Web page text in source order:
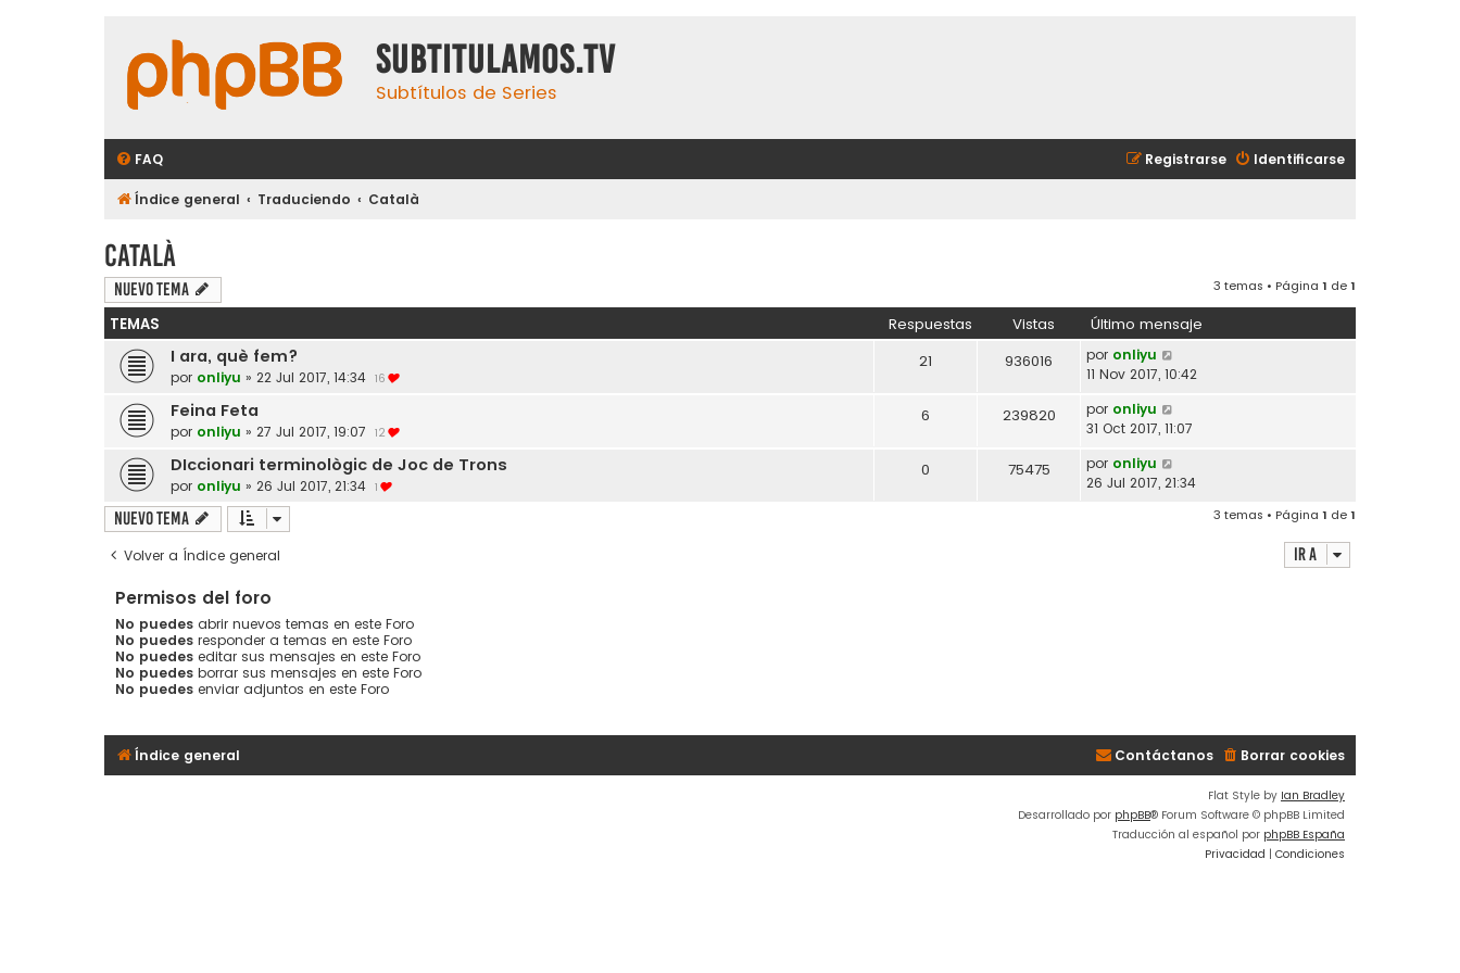
subtitulamos.tv
Subtítulos de Series
FAQ Identificarse
Registrarse
Índice general Traduciendo Català
Català
Nuevo Tema 3 temas • Página 1 de1
TEMAS Respuestas Vistas Último mensaje
I ara, què fem?
por onliyu » 22 Jul 2017, 14:34 16
21 936016 por onliyu
11 Nov 2017, 10:42
Feina Feta
por onliyu » 27 Jul 2017, 19:07 12
6 239820 por onliyu
31 Oct 2017, 11:07
DIccionari terminològic de Joc de Trons
por onliyu » 26 Jul 2017, 21:34 1
0 75475 por onliyu
26 Jul 2017, 21:34
Nuevo Tema 3 temas • Página 1 de1
Volver a Índice general Ir a
Permisos del foro
No puedes abrir nuevos temas en este Foro
No puedes responder a temas en este Foro
No puedes editar sus mensajes en este Foro
No puedes borrar sus mensajes en este Foro
No puedes enviar adjuntos en este Foro
Índice general Borrar cookies
Contáctanos
Flat Style by Ian Bradley
Desarrollado por phpBB® Forum Software © phpBB Limited
Traducción al español por phpBB España
Privacidad | Condiciones